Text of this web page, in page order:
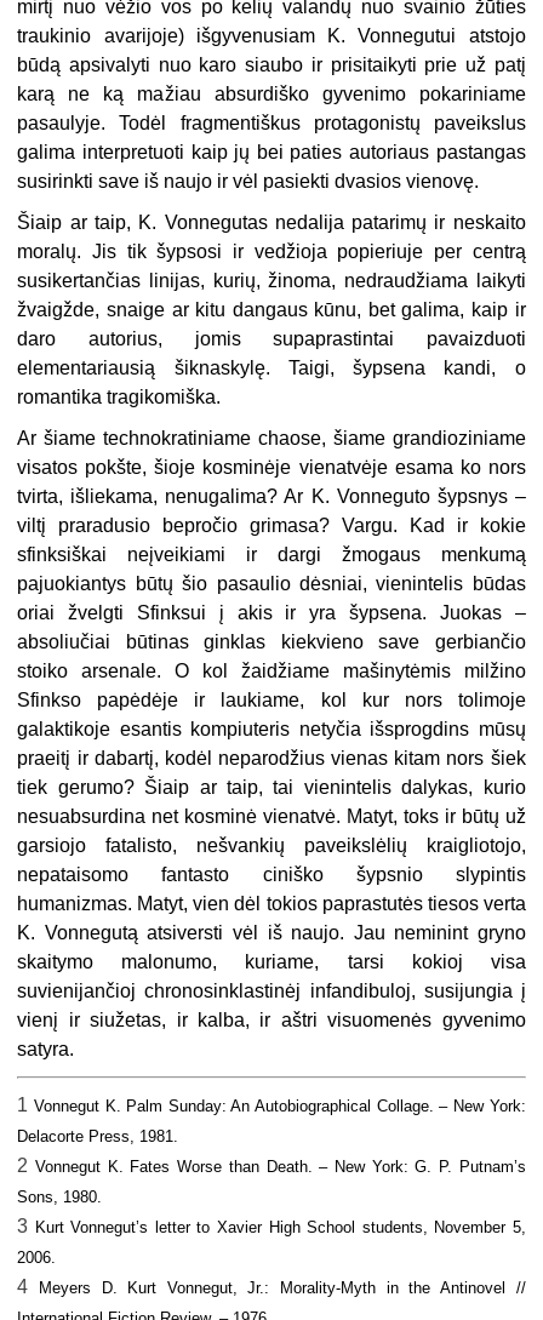
mirtį nuo vėžio vos po kelių valandų nuo svainio žūties
traukinio avarijoje) išgyvenusiam K. Vonnegutui atstojo
būdą apsivalyti nuo karo siaubo ir prisitaikyti prie už patį
karą ne ką mažiau absurdiško gyvenimo pokariniame
pasaulyje. Todėl fragmentiškus protagonistų paveikslus
galima interpretuoti kaip jų bei paties autoriaus pastangas
susirinkti save iš naujo ir vėl pasiekti dvasios vienovę.
Šiaip ar taip, K. Vonnegutas nedalija patarimų ir neskaito
moralų. Jis tik šypsosi ir vedžioja popieriuje per centrą
susikertančias linijas, kurių, žinoma, nedraudžiama laikyti
žvaigžde, snaige ar kitu dangaus kūnu, bet galima, kaip ir
daro autorius, jomis supaprastintai pavaizduoti
elementariausią šiknaskylę. Taigi, šypsena kandi, o
romantika tragikomiška.
Ar šiame technokratiniame chaose, šiame grandioziniame
visatos pokšte, šioje kosminėje vienatvėje esama ko nors
tvirta, išliekama, nenugalima? Ar K. Vonneguto šypsnys –
viltį praradusio bepročio grimasa? Vargu. Kad ir kokie
sfinksiškai neįveikiami ir dargi žmogaus menkumą
pajuokiantys būtų šio pasaulio dėsniai, vienintelis būdas
oriai žvelgti Sfinksui į akis ir yra šypsena. Juokas –
absoliučiai būtinas ginklas kiekvieno save gerbiančio
stoiko arsenale. O kol žaidžiame mašinytėmis milžino
Sfinkso papėdėje ir laukiame, kol kur nors tolimoje
galaktikoje esantis kompiuteris netyčia išsprogdins mūsų
praeitį ir dabartį, kodėl neparodžius vienas kitam nors šiek
tiek gerumo? Šiaip ar taip, tai vienintelis dalykas, kurio
nesuabsurdina net kosminė vienatvė. Matyt, toks ir būtų už
garsiojo fatalisto, nešvankių paveikslėlių kraigliotojo,
nepataisomo fantasto ciniško šypsnio slypintis
humanizmas. Matyt, vien dėl tokios paprastutės tiesos verta
K. Vonnegutą atsiversti vėl iš naujo. Jau neminint gryno
skaitymo malonumo, kuriame, tarsi kokioj visa
suvienijančioj chronosinklastinėj infandibuloj, susijungia į
vienį ir siužetas, ir kalba, ir aštri visuomenės gyvenimo
satyra.
1 Vonnegut K. Palm Sunday: An Autobiographical Collage. – New York:
Delacorte Press, 1981.
2 Vonnegut K. Fates Worse than Death. – New York: G. P. Putnam’s
Sons, 1980.
3 Kurt Vonnegut’s letter to Xavier High School students, November 5,
2006.
4 Meyers D. Kurt Vonnegut, Jr.: Morality-Myth in the Antinovel //